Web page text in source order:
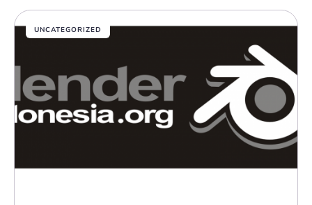
UNCATEGORIZED